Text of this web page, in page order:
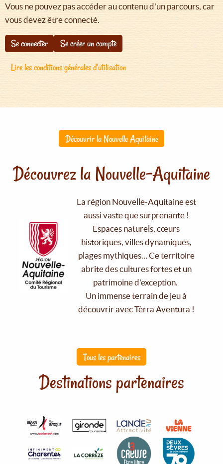
Vous ne pouvez pas accéder au contenu d'un parcours, car
vous devez être connecté.
Se connecter
Se créer un compte
Lire les conditions générales d'utilisation
Découvrir la Nouvelle Aquitaine
Découvrez la Nouvelle-Aquitaine
La région Nouvelle-Aquitaine est
aussi vaste que surprenante !
Espaces naturels, cœurs
historiques, villes dynamiques,
plages mythiques… Ce territoire
abrite des cultures fortes et un
patrimoine d'exception.
Un immense terrain de jeu à
découvrir avec Tèrra Aventura !
Tous les partenaires
Destinations partenaires